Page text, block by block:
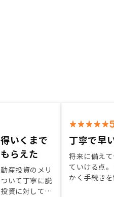
いくまで
らえた
産投資のメリ
いて丁寧に説
資に対して抱
丁寧で早
将来に備え
ていける点
かく手続き